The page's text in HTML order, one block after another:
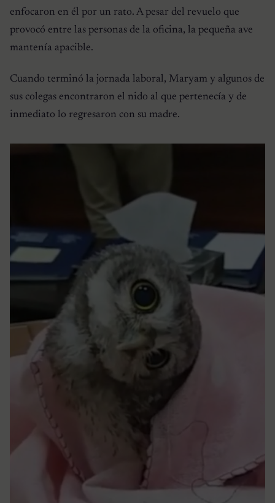
enfocaron en él por un rato. A pesar del revuelo que
provocó entre las personas de la oficina, la pequeña ave
mantenía apacible.
Cuando terminó la jornada laboral, Maryam y algunos de
sus colegas encontraron el nido al que pertenecía y de
inmediato lo regresaron con su madre.